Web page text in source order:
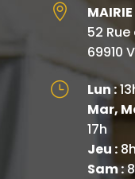

MAIRIE
52
69910
} Lun :
Mar,
17h
Jeu :
Sam :